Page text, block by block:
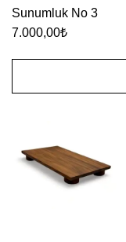
Seçenekler
ürün
sayfasından
Sunumluk No 3
7.000,00₺